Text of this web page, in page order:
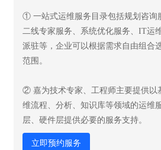
① 一站式运维服务目录包括规划咨询
二线专家服务、系统优化服务、IT运
派驻等，企业可以根据需求自由组合
范围。
② 嘉为技术专家、工程师主要提供以
维流程、分析、知识库等领域的运维
层、硬件层提供必要的服务支持。
立即预约服务